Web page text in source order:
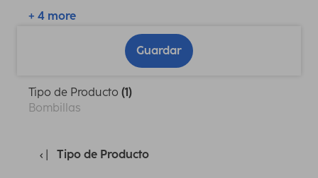
+ 4 more
Guardar
Tipo de Producto (1)
Bombillas
Tipo de Producto